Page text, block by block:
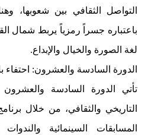
التواصل الثقافي بين شعوبها،
باعتباره جسراً رمزياً يربط شمال
لغة الصورة والخيال والإبداع.
الدورة السادسة والعشرون: احتفاء
تأتي الدورة السادسة والعشرون
التاريخي والثقافي، من خلال
المسابقات السينمائية